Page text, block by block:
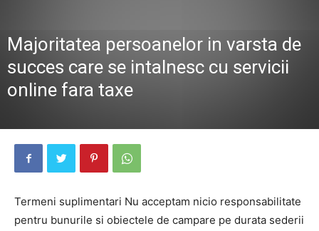
Majoritatea persoanelor in varsta de
succes care se intalnesc cu servicii
online fara taxe
Termeni suplimentari Nu acceptam nicio responsabilitate
pentru bunurile si obiectele de campare pe durata sederii